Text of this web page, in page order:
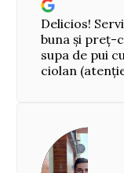
Delicios!
buna și preț-
supa de pui
ciolan